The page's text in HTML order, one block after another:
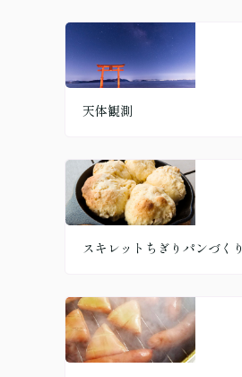
天体観測
スキレットちぎりパンづくり